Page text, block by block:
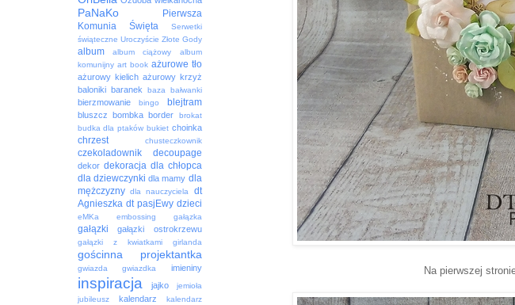
Na pierwszej
PaNaKo
Pierwsza
Komunia Święta
Serwetki
świąteczne Uroczyście Złote Gody
album album ciążowy
album
komunijny art book ażurowe tło
ażurowy kielich ażurowy krzyż
baloniki
baranek baza bałwanki
bierzmowanie bingo blejtram
bluszcz bombka border
brokat
budka dla ptaków bukiet choinka
chrzest chusteczkownik
czekoladownik decoupage
dekor dekoracja dla chłopca
dla dziewczynki dla mamy dla
mężczyzny dla nauczyciela
dt
Agnieszka dt pasjEwy dzieci
eMKa embossing gałązka
gałązki gałązki ostrokrzewu
gałązki z kwiatkami girlanda
gościnna projektantka
gwiazda gwiazdka imieniny
inspiracja jajko
jemioła
jubileusz
kalendarz
kalendarz